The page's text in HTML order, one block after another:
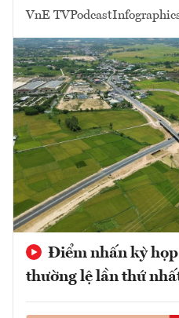
VnE TVPodcast
Điểm nhấn kỳ
thường lệ lần thứ